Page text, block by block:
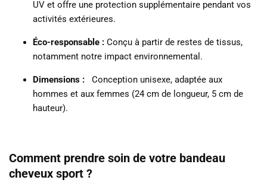
UV et offre une protection supplémentaire pendant vos
activités extérieures.
Éco-responsable : Conçu à partir de restes de tissus,
notamment notre impact environnemental.
Dimensions :
Conception unisexe, adaptée aux
hommes et aux femmes (24 cm de longueur, 5 cm de
hauteur).
Comment prendre soin de votre bandeau
cheveux sport ?